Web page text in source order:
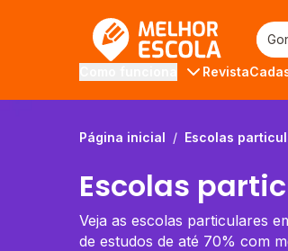
Revista
Página inicial / Escolas
Escolas
Veja as escolas particulares
de estudos de até 70% com